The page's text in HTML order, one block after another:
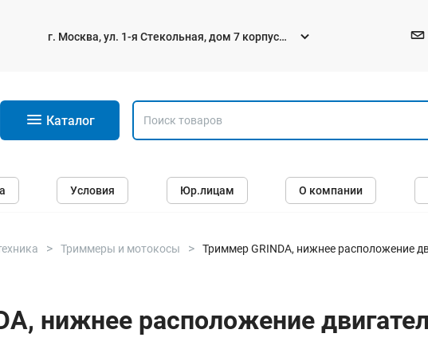
г. Москва, ул. 1-я Стекольная, дом 7 корпус
Каталог
Электро и бензоинструменты
Перфораторы
Шуруповерты
Условия Юр.лицам О компании
Триммеры и мотокосы Триммер GRINDA, нижнее расположение
нижнее расположение